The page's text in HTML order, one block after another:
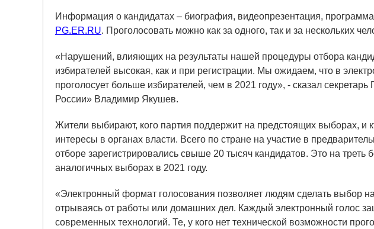
Информация о кандидатах – биография, видеопрезентация,
PG.ER.RU. Проголосовать можно как за одного, так и за нескольких
«Нарушений, влияющих на результаты нашей процедуры отбора
избирателей высокая, как и при регистрации. Мы ожидаем, что в
проголосует больше избирателей, чем в 2021 году», - сказал секретарь
России» Владимир Якушев.
Жители выбирают, кого партия поддержит на предстоящих выборах, и
интересы в органах власти. Всего по стране на участие в
отборе зарегистрировались свыше 20 тысяч кандидатов. Это на треть
аналогичных выборах в 2021 году.
«Электронный формат голосования позволяет людям сделать выбор
отрываясь от работы или домашних дел. Каждый электронный голос
современных технологий. Те, у кого нет технической возможности